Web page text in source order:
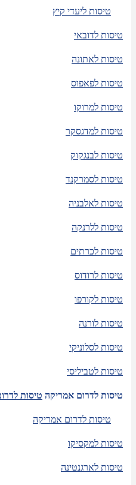
טיסות ליעדי קיץ
טיסות לדובאי
טיסות לאתונה
טיסות לפאפוס
טיסות למרוקו
טיסות למדגסקר
טיסות לבנגקוק
טיסות לסמרקנד
טיסות לאלבניה
טיסות ללרנקה
טיסות לכרתים
טיסות לרודוס
טיסות לקורפו
טיסות לורנה
טיסות לסלוניקי
טיסות לטביליסי
טיסות לדרום אמריקה טיסות
טיסות לדרום אמריקה
טיסות למקסיקו
טיסות לארגנטינה